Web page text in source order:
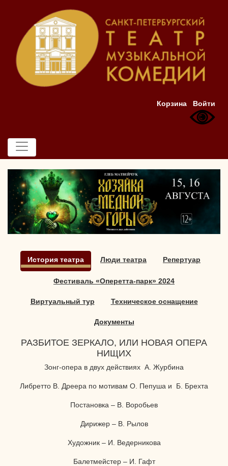
Корзина Войти
История театра Люди театра Репертуар
Фестиваль «Оперетта-парк» 2024
Виртуальный тур Техническое оснащение
Документы
РАЗБИТОЕ ЗЕРКАЛО, ИЛИ НОВАЯ ОПЕРА
НИЩИХ
Зонг-опера в двух действиях А. Журбина
Либретто В. Дреера по мотивам О. Пепуша и Б. Брехта
Постановка – В. Воробьев
Дирижер – В. Рылов
Художник – И. Ведерникова
Балетмейстер – И. Гафт